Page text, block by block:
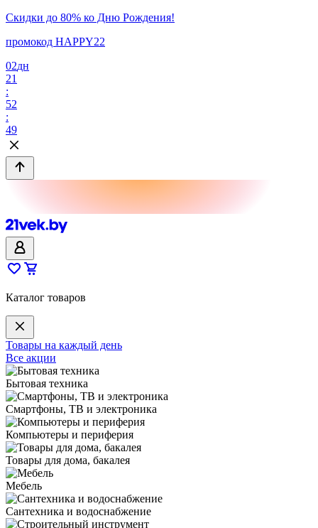
Скидки до 80% ко Дню Рождения!
промокод HAPPY22
02дн
21
:
52
:
49
Каталог товаров
Товары на каждый день
Все акции
Бытовая техника
Смартфоны, ТВ и электроника
Компьютеры и периферия
Товары для дома, бакалея
Мебель
Сантехника и водоснабжение